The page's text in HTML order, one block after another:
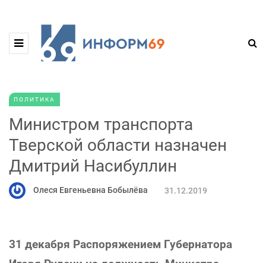
ПОЛИТИКА
Министром транспорта
Тверской области назначен
Дмитрий Насибуллин
Олеся Евгеньевна Бобылёва 31.12.2019
31 декабря Распоряжением Губернатора